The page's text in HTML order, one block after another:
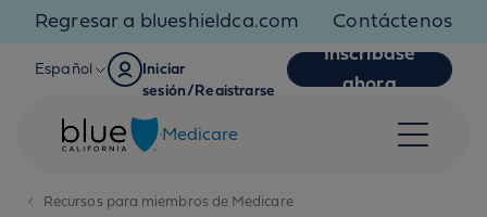
Skip to content
Regresar a blueshieldca.com Contáctenos
Español
Iniciar
sesión/Registrarse
Inscríbase
ahora
Medicare
Recursos para miembros de Medicare